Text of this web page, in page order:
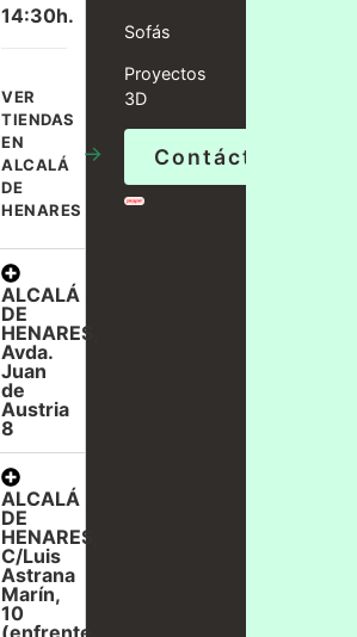
14:30h.
VER
TIENDAS
EN
ALCALÁ
DE
HENARES
→
ALCALÁ
DE
HENARES,
Avda.
Juan
de
Austria
8
ALCALÁ
DE
HENARES,
C/Luis
Astrana
Marín,
10
(enfrente
Sofás
Proyectos
3D
Contáctanos